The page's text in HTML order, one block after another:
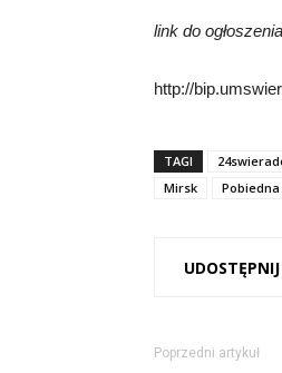
link do
http://
TAGI
Mirsk
Pobiedna
UDOSTĘPNIJ
Poprzedni artykuł